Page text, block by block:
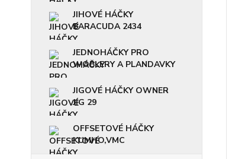
JIHOVÉ HÁČKY
BARACUDA 2434
JEDNOHÁČKY PRO
WOBLERY A PLANDAVKY
JIGOVÉ HÁČKY OWNER
JIG 29
OFFSETOVÉ HÁČKY
KUMHO,VMC